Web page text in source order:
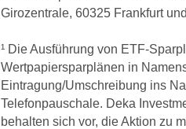
Girozentrale, 60325 Frankfurt
¹ Die Ausführung von ETF-
Wertpapiersparplänen in
Eintragung/Umschreibung ins
Telefonpauschale. Deka
behalten sich vor, die Aktion zu